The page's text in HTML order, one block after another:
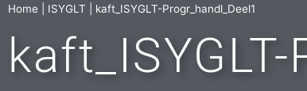
Home ISYGLT kaft_ISYGLT-Progr_handl_Deel1